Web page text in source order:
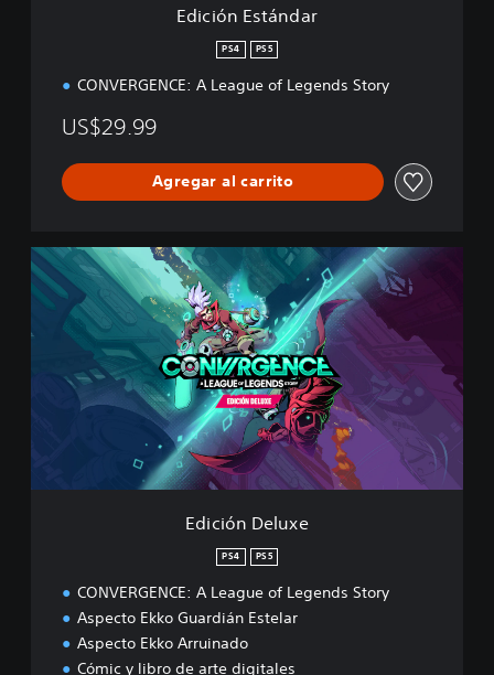
Edición Estándar
PS4 PS5
CONVERGENCE: A League of Legends Story
US$29.99
Agregar al carrito
E
d
i
x
Edición Deluxe
PS4 PS5
CONVERGENCE: A League of Legends Story
Aspecto Ekko Guardián Estelar
Aspecto Ekko Arruinado
Cómic y libro de arte digitales